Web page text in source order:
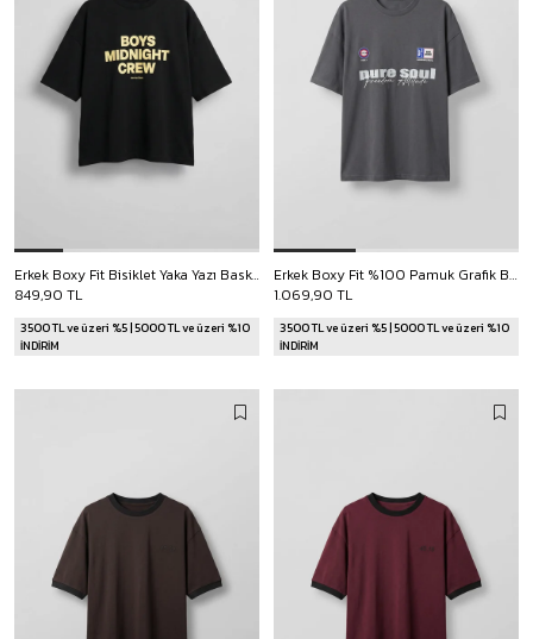
Erkek Boxy Fit Bisiklet Yaka Yazı Baskılı T-Shirt Siyah
849,90 TL
3500 TL ve üzeri %5 | 5000 TL ve üzeri %10
İNDİRİM
Erkek Boxy Fit %100 Pamuk Grafik Baskılı T-Shirt Füme
1.069,90 TL
3500 TL ve üzeri %5 | 5000 TL ve üzeri %10
İNDİRİM